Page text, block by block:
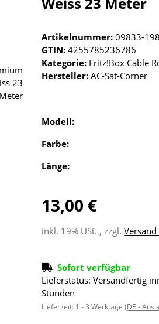
Artikelnummer:09833-198
GTIN: 4255785236786
Kategorie: Fritz!Box Cable
Hersteller: AC-Sat-Corner
Modell:
Farbe:
Länge:
13,00 €
inkl. 19% USt. , zzgl.Versand
Sofort verfügbar
Lieferstatus: Versandfertig
Stunden
Lieferzeit: 1 - 3 Werktage(DE -